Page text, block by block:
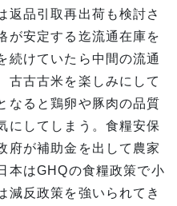
返品引取再出荷も検討さ
が安定する迄流通在庫を
続けていたら中間の流通
古古古米を楽しみにして
なると鶏卵や豚肉の品質
にしてしまう。食糧安保
府が補助金を出して農家
本はGHQの食糧政策で小
減反政策を強いられてき